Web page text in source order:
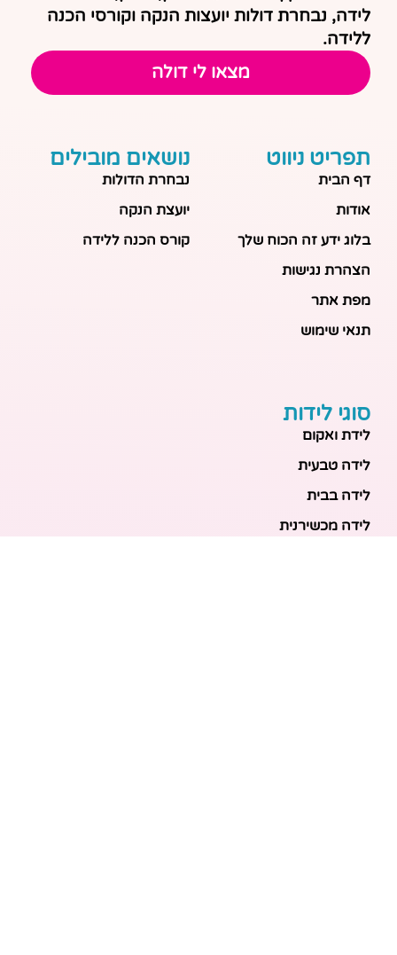
לידה, נבחרת דולות יועצות הנקה וקורסי הכנה
ללידה.
מצאו לי דולה
תפריט ניווט
דף הבית
אודות
בלוג ידע זה הכוח שלך
הצהרת נגישות
מפת אתר
תנאי שימוש
נושאים מובילים
נבחרת הדולות
יועצת הנקה
קורס הכנה ללידה
סוגי לידות
לידת ואקום
לידה טבעית
לידה בבית
לידה מכשירנית